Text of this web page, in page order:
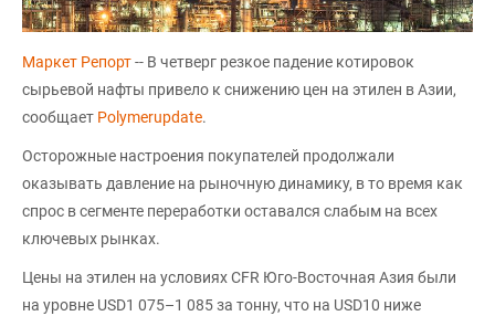
Маркет Репорт-- В четверг резкое падение котировок
сырьевой нафты привело к снижению цен на этилен в Азии,
сообщает Polymerupdate.
Осторожные настроения покупателей продолжали
оказывать давление на рыночную динамику, в то время как
спрос в сегменте переработки оставался слабым на всех
ключевых рынках.
Цены на этилен на условиях CFR Юго-Восточная Азия были
на уровне USD1 075–1 085 за тонну, что на USD10 ниже